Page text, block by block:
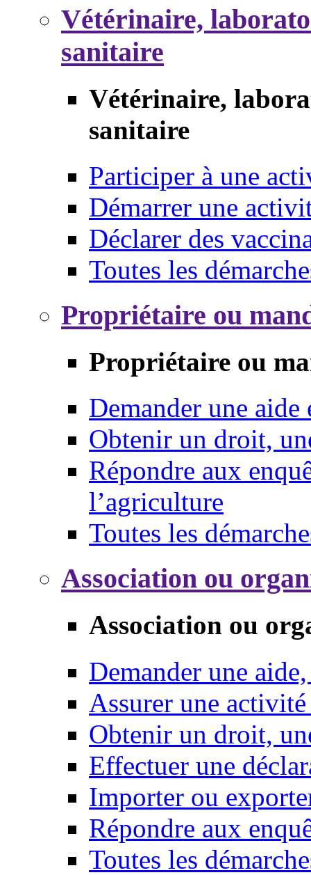
Vétérinaire,
sanitaire
Vétérinaire,
sanitaire
Participer à une
Démarrer une
Déclarer des
Toutes les
Propriétaire ou
Propriétaire ou
Demander une aide
Obtenir un droit,
Répondre aux
l’agriculture
Toutes les
Association ou
Association ou
Demander une
Assurer une
Obtenir un droit,
Effectuer une
Importer ou
Répondre aux
Toutes les